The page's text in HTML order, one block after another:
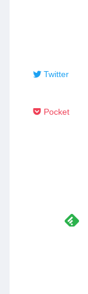
Twitter
Pocket